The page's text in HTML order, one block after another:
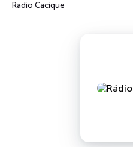
Rádio Cacique